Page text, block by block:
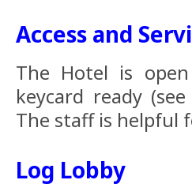
Access and
The Hotel is
keycard ready
The staff is helpful
Log Lobby